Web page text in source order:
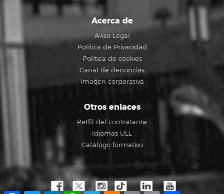
Acerca de
Aviso Legal
Política de Privacidad
Política de cookies
Canal de denuncias
Imagen corporativa
Otros enlaces
Perfil del contratante
Idiomas ULL
Catálogo formativo